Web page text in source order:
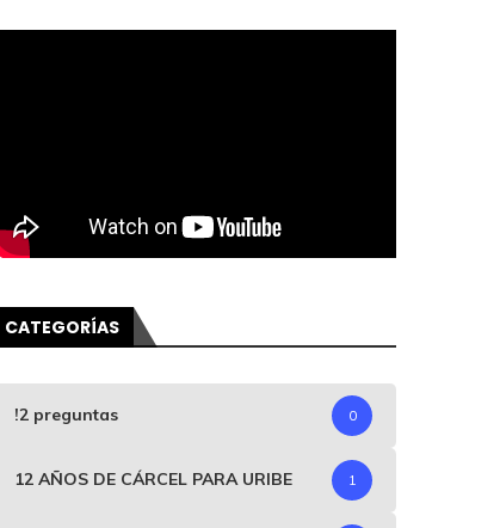
CATEGORÍAS
!2 preguntas 0
12 AÑOS DE CÁRCEL PARA URIBE 1